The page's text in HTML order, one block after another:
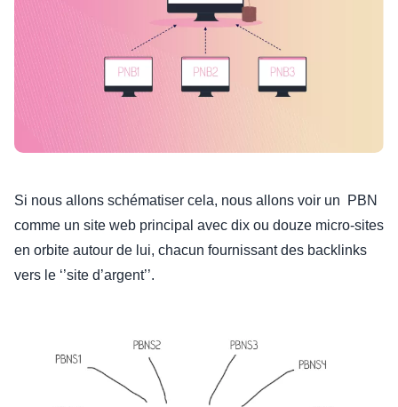
Si nous allons schématiser cela, nous allons voir un PBN
comme un site web principal avec dix ou douze micro-sites
en orbite autour de lui, chacun fournissant des backlinks
vers le ‘’site d’argent’’.